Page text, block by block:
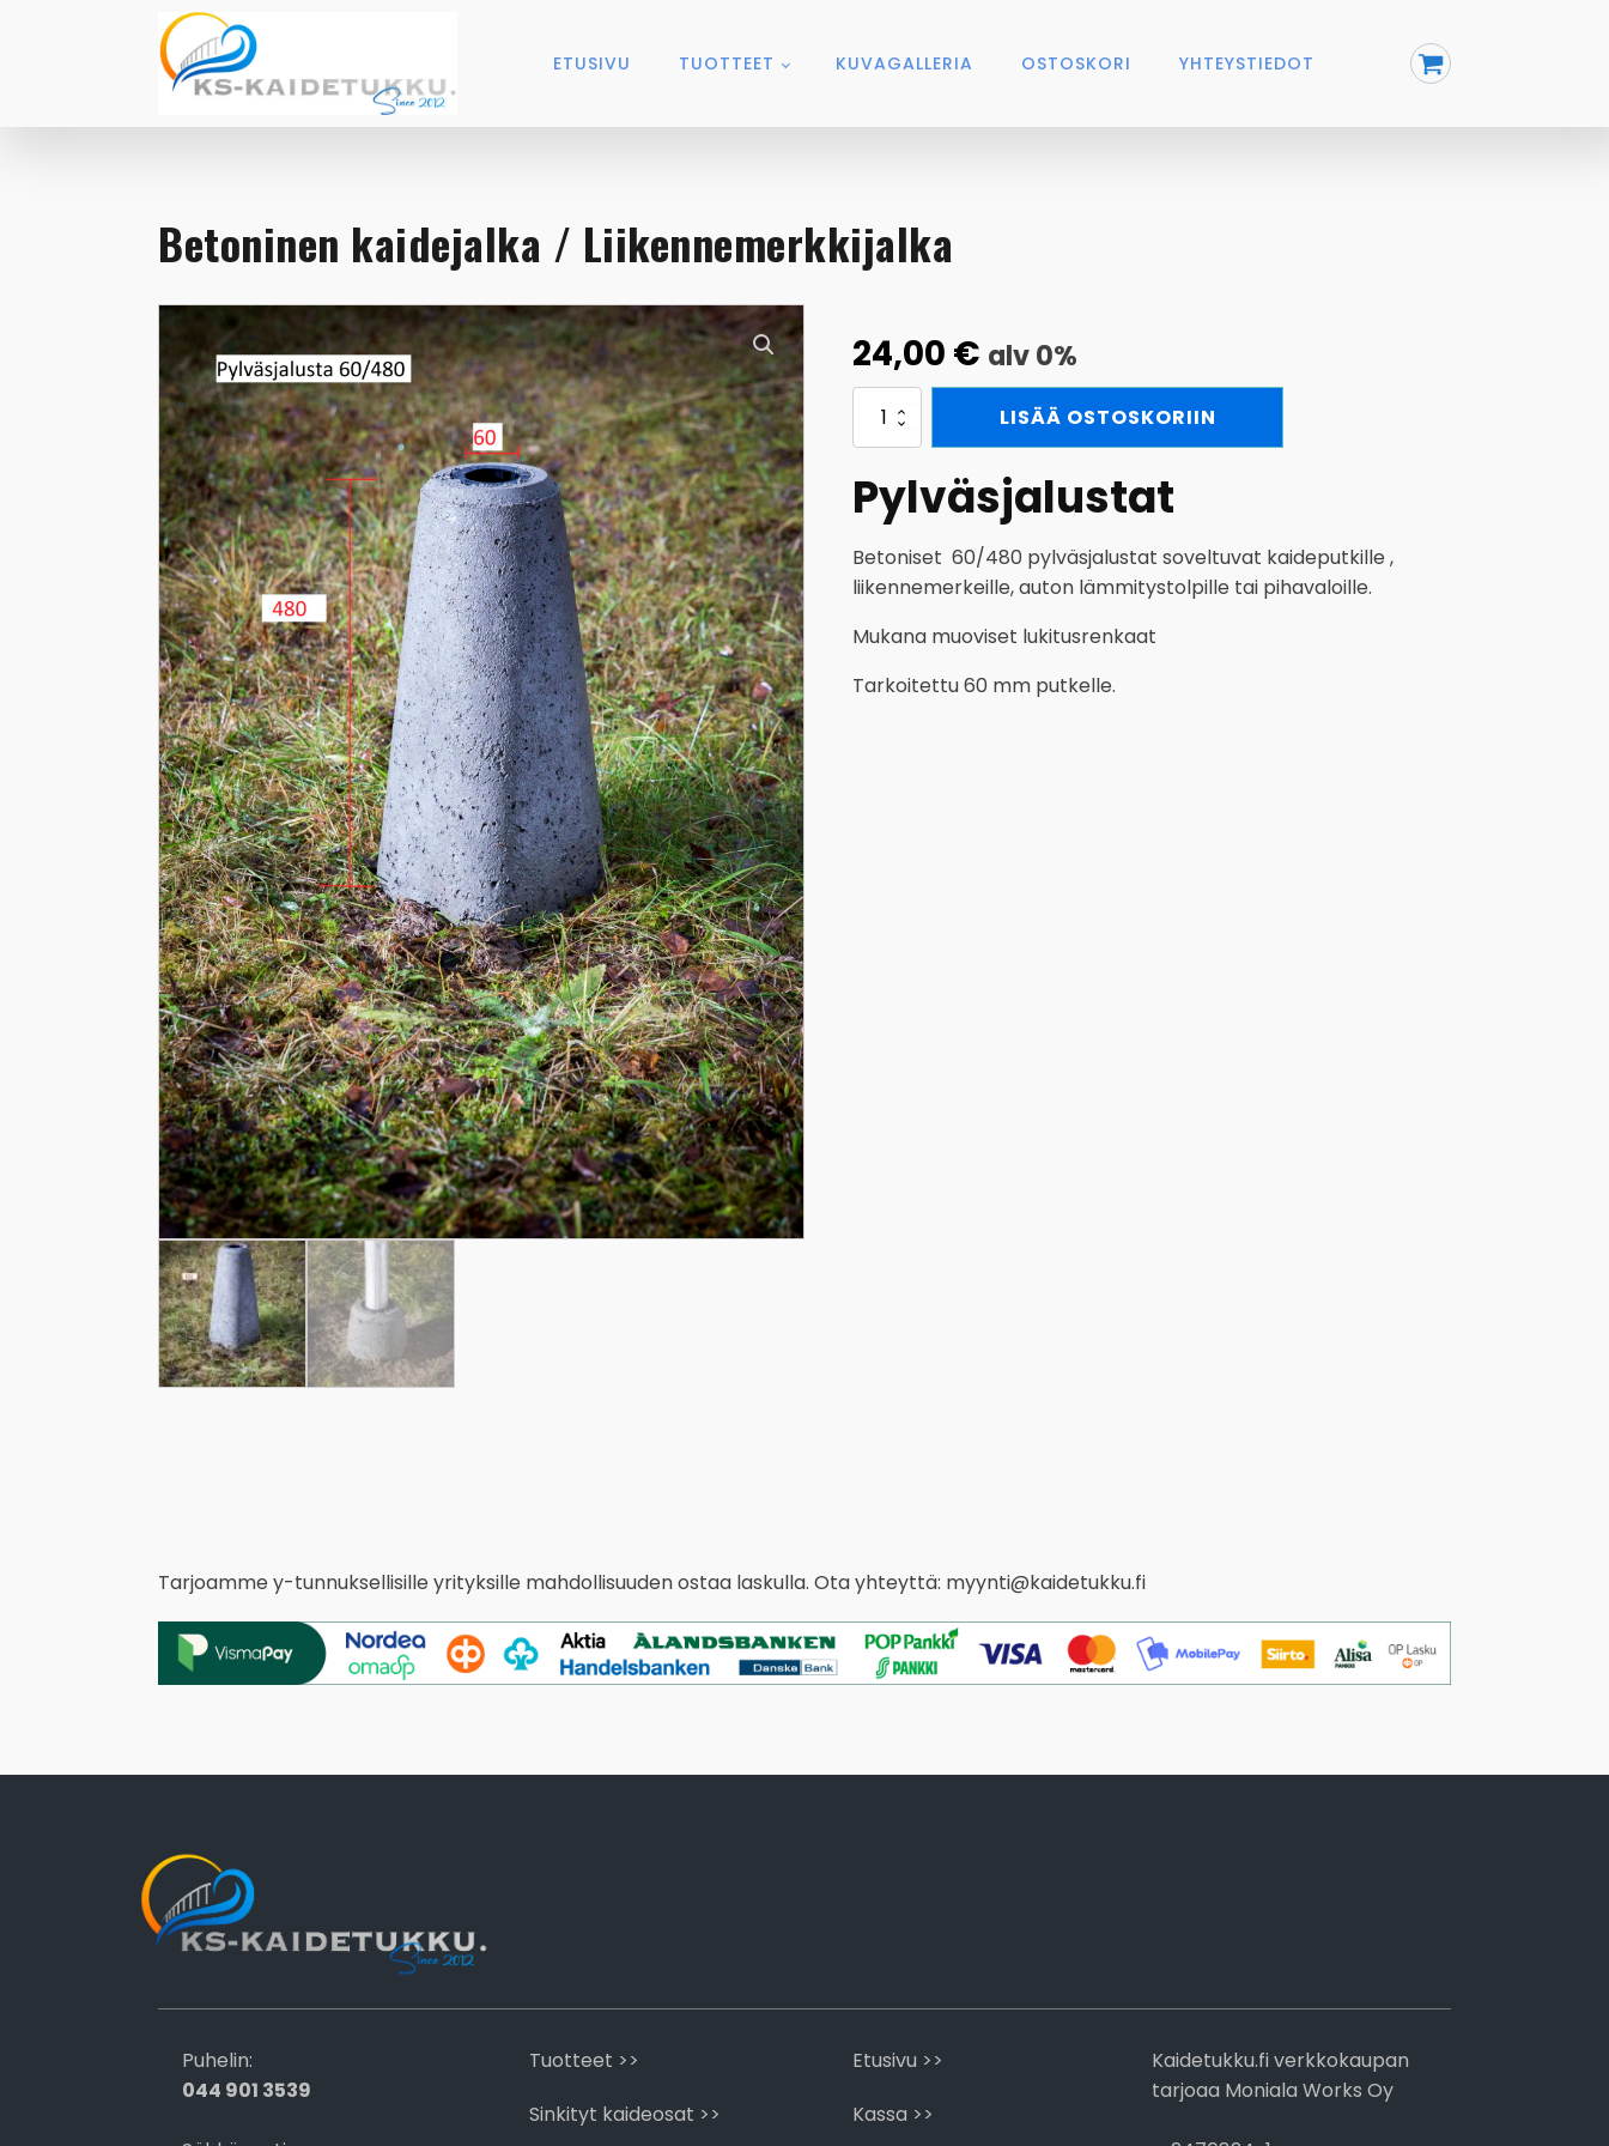
ETUSIVU TUOTTEET KUVAGALLERIA OSTOSKORI YHTEYSTIEDOT
Betoninen kaidejalka / Liikennemerkkijalka
24,00 € alv 0%
Betoninen
kaidejalka
/
Liikennemerkkijalka
määrä
LISÄÄ OSTOSKORIIN
Pylväsjalustat
Betoniset 60/480 pylväsjalustat soveltuvat kaideputkille ,
liikennemerkeille, auton lämmitystolpille tai pihavaloille.
Mukana muoviset lukitusrenkaat
Tarkoitettu 60 mm putkelle.
Tarjoamme y-tunnuksellisille yrityksille mahdollisuuden ostaa laskulla. Ota yhteyttä: myynti@kaidetukku.fi
Puhelin:
044 901 3539
Tuotteet >>
Sinkityt kaideosat >>
Etusivu >>
Kassa >>
Kaidetukku.fi verkkokaupan
tarjoaa Moniala Works Oy